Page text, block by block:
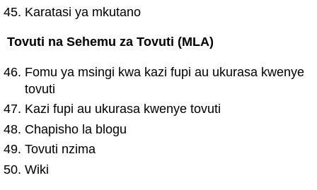
Karatasi ya mkutano
Tovuti na Sehemu za Tovuti (MLA)
Fomu ya msingi kwa kazi fupi au ukurasa kwenye
tovuti
Kazi fupi au ukurasa kwenye tovuti
Chapisho la blogu
Tovuti nzima
Wiki